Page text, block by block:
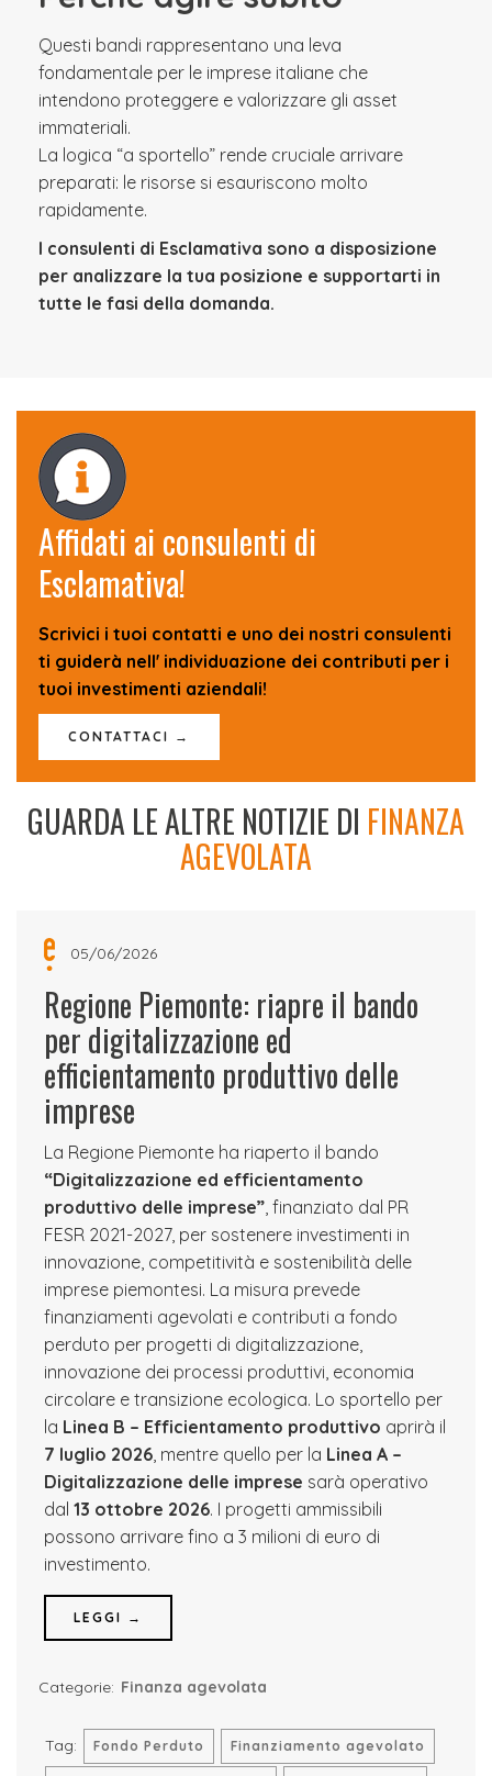
Questi bandi rappresentano una leva
fondamentale per le imprese italiane che
intendono proteggere e valorizzare gli asset
immateriali.
La logica “a sportello” rende cruciale arrivare
preparati: le risorse si esauriscono molto
rapidamente.
I consulenti di Esclamativa sono a disposizione
per analizzare la tua posizione e supportarti in
tutte le fasi della domanda.
Affidati ai consulenti di
Esclamativa!
Scrivici i tuoi contatti e uno dei nostri consulenti
ti guiderà nell' individuazione dei contributi per i
tuoi investimenti aziendali!
CONTATTACI →
GUARDA LE ALTRE NOTIZIE DI FINANZA
AGEVOLATA
05/06/2026
Regione Piemonte: riapre il bando
per digitalizzazione ed
efficientamento produttivo delle
imprese
La Regione Piemonte ha riaperto il bando
“Digitalizzazione ed efficientamento
produttivo delle imprese”, finanziato dal PR
FESR 2021-2027, per sostenere investimenti in
innovazione, competitività e sostenibilità delle
imprese piemontesi. La misura prevede
finanziamenti agevolati e contributi a fondo
perduto per progetti di digitalizzazione,
innovazione dei processi produttivi, economia
circolare e transizione ecologica. Lo sportello per
la Linea B – Efficientamento produttivo aprirà il
7 luglio 2026, mentre quello per la Linea A –
Digitalizzazione delle imprese sarà operativo
dal 13 ottobre 2026. I progetti ammissibili
possono arrivare fino a 3 milioni di euro di
investimento.
LEGGI →
Categorie: Finanza agevolata
Tag: Fondo Perduto Finanziamento agevolato